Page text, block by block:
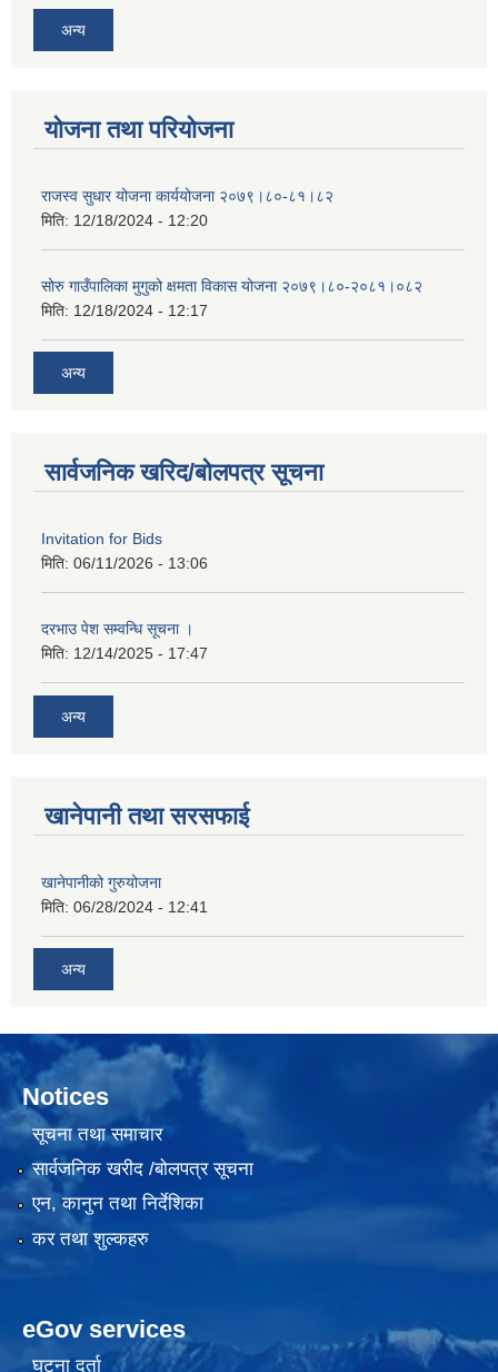
अन्य
योजना तथा परियोजना
राजस्व सुधार योजना कार्ययोजना २०७९।८०-८१।८२
मिति: 12/18/2024 - 12:20
सोरु गाउँपालिका मुगुको क्षमता विकास योजना २०७९।८०-२०८१।०८२
मिति: 12/18/2024 - 12:17
अन्य
सार्वजनिक खरिद/बोलपत्र सूचना
Invitation for Bids
मिति: 06/11/2026 - 13:06
दरभाउ पेश सम्वन्धि सूचना ।
मिति: 12/14/2025 - 17:47
अन्य
खानेपानी तथा सरसफाई
खानेपानीको गुरुयोजना
मिति: 06/28/2024 - 12:41
अन्य
Notices
सूचना तथा समाचार
सार्वजनिक खरीद /बोलपत्र सूचना
एन, कानुन तथा निर्देशिका
कर तथा शुल्कहरु
eGov services
घटना दर्ता